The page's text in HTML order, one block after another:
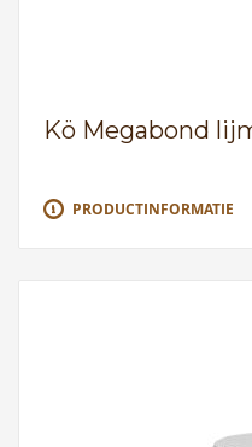
Kö Megabond
PRODUCTINFORMATIE